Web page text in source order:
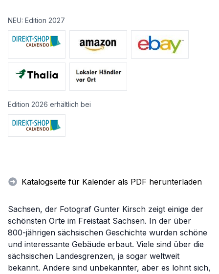
NEU: Edition 2027
Edition 2026 erhältlich bei
Katalogseite für Kalender als PDF herunterladen
Sachsen, der Fotograf Gunter Kirsch zeigt einige der
schönsten Orte im Freistaat Sachsen. In der über
800-jährigen sächsischen Geschichte wurden schöne
und interessante Gebäude erbaut. Viele sind über die
sächsischen Landesgrenzen, ja sogar weltweit
bekannt. Andere sind unbekannter, aber es lohnt sich,